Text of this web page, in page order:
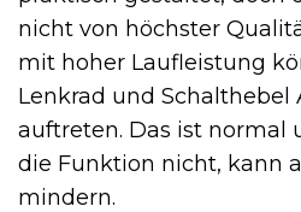
nicht von höchster
mit hoher Laufleistung
Lenkrad und Schalthebel
auftreten. Das ist normal
die Funktion nicht, kann
mindern.